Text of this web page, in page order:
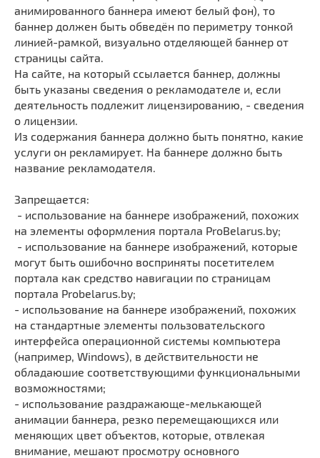
анимированного баннера имеют белый фон), то
баннер должен быть обведён по периметру тонкой
линией-рамкой, визуально отделяющей баннер от
страницы сайта.
На сайте, на который ссылается баннер, должны
быть указаны сведения о рекламодателе и, если
деятельность подлежит лицензированию, - сведения
о лицензии.
Из содержания баннера должно быть понятно, какие
услуги он рекламирует. На баннере должно быть
название рекламодателя.
Запрещается:
- использование на баннере изображений, похожих
на элементы оформления портала ProBelarus.by;
- использование на баннере изображений, которые
могут быть ошибочно восприняты посетителем
портала как средство навигации по страницам
портала Probelarus.by;
- использование на баннере изображений, похожих
на стандартные элементы пользовательского
интерфейса операционной системы компьютера
(например, Windows), в действительности не
обладаюшие соответствующими функциональными
возможностями;
- использование раздражающе-мелькающей
анимации баннера, резко перемещающихся или
меняющих цвет объектов, которые, отвлекая
внимание, мешают просмотру основного